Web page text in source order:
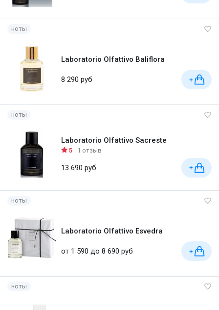
ноты
Laboratorio Olfattivo Baliflora
8 290 руб +
ноты
Laboratorio Olfattivo Sacreste
5 1 отзыв
13 690 руб +
ноты
Laboratorio Olfattivo Esvedra
от 1 590 до 8 690 руб +
ноты